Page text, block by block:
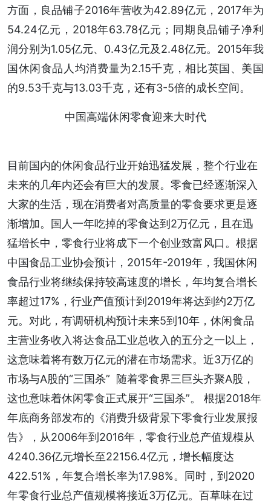
方面，良品铺子2016年营收为42.89亿元，2017年为
54.24亿元，2018年63.78亿元；同期良品铺子净利
润分别为1.05亿元、0.43亿元及2.48亿元。2015年我
国休闲食品人均消费量为2.15千克，相比英国、美国
的9.53千克与13.03千克，还有3-5倍的成长空间。
中国高端休闲零食迎来大时代
目前国内的休闲食品行业开始迅猛发展，整个行业在
未来的几年内还会有巨大的发展。零食已经逐渐深入
大家的生活，现在消费者对高质量的零食要求更是逐
渐增加。国人一年吃掉的零食达到2万亿元，且在迅
猛增长中，零食行业将成下一个创业致富风口。根据
中国食品工业协会预计，2015年-2019年，我国休闲
食品行业将继续保持较高速度的增长，年均复合增长
率超过17%，行业产值预计到2019年将达到约2万亿
元。对此，有调研机构预计未来5到10年，休闲食品
主营业务收入将达食品工业总收入的五分之一以上，
这意味着将有数万亿元的潜在市场需求。近3万亿的
市场与A股的“三国杀” 随着零食界三巨头齐聚A股，
这也意味着休闲零食正式展开“三国杀”。 根据2018年
年底商务部发布的《消费升级背景下零食行业发展报
告》，从2006年到2016年，零食行业总产值规模从
4240.36亿元增长至22156.4亿元，增长幅度达
422.51%，年复合增长率为17.98%。同时，到2020
年零食行业总产值规模将接近3万亿元。百草味在过